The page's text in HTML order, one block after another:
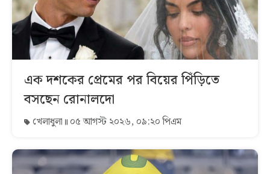
এক দশকের প্রেমের পর বিয়ের পিঁড়িতে
বসছেন রোনালদো
খেলাধুলা ০৫ আগস্ট ২০২৬, ০৯:২০ পিএম